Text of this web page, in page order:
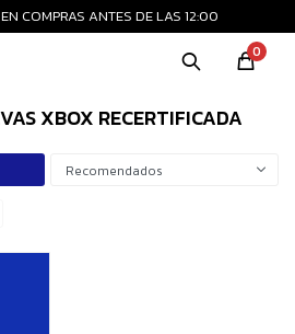
COMPRAS ANTES DE LAS 12:00
0
XBOX RECERTIFICADA
Recomendados
MI CUENTA